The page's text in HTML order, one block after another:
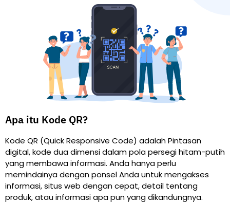
Apa itu Kode QR?
Kode QR (Quick Responsive Code) adalah Pintasan
digital, kode dua dimensi dalam pola persegi hitam-putih
yang membawa informasi. Anda hanya perlu
memindainya dengan ponsel Anda untuk mengakses
informasi, situs web dengan cepat, detail tentang
produk, atau informasi apa pun yang dikandungnya.